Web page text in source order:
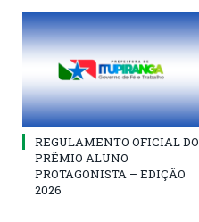
REGULAMENTO OFICIAL DO
PRÊMIO ALUNO
PROTAGONISTA – EDIÇÃO
2026